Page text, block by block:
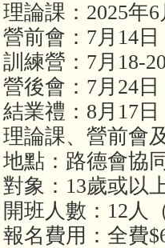
理論課：2025年
營前會：7月14
訓練營：7月18-
營後會：7月24
結業禮：8月17
理論課、營前會
地點：路德會協
對象：13歲或以
開班人數：12人
報名費用：全費